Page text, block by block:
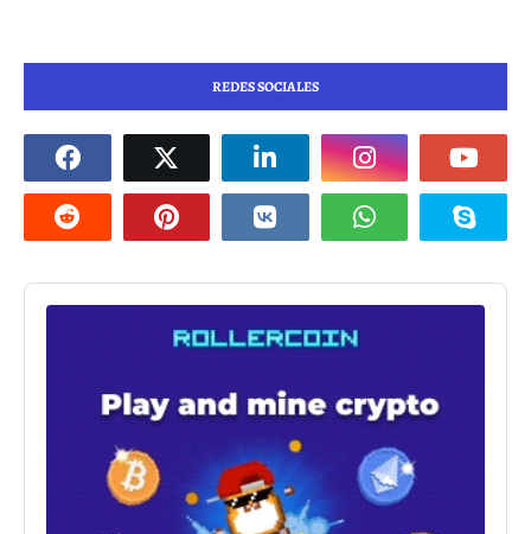
REDES SOCIALES